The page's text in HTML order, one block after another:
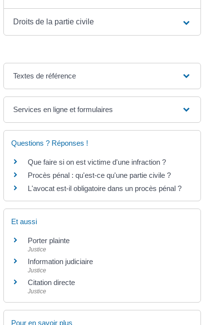
Droits de la partie civile
Textes de référence
Services en ligne et formulaires
Questions ? Réponses !
Que faire si on est victime d'une infraction ?
Procès pénal : qu'est-ce qu'une partie civile ?
L'avocat est-il obligatoire dans un procès pénal ?
Et aussi
Porter plainte
Justice
Information judiciaire
Justice
Citation directe
Justice
Pour en savoir plus